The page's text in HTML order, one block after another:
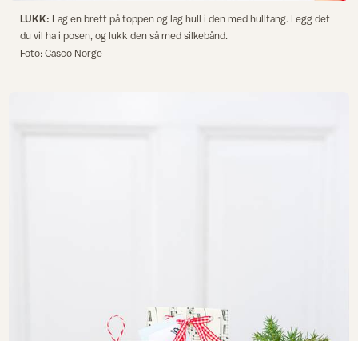
LUKK: Lag en brett på toppen og lag hull i den med hulltang. Legg det
du vil ha i posen, og lukk den så med silkebånd.
Foto: Casco Norge